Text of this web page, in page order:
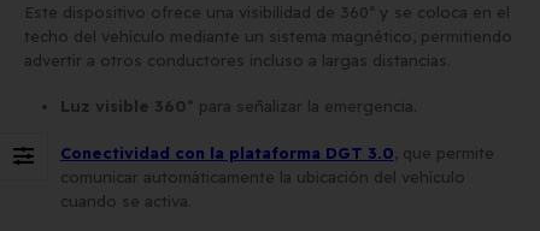
Este dispositivo ofrece una visibilidad de 360º y se coloca en el
techo del vehículo mediante un sistema magnético, permitiendo
advertir a otros conductores incluso a largas distancias.
Luz visible 360º para señalizar la emergencia.
Conectividad con la plataforma DGT 3.0 , que permite
comunicar automáticamente la ubicación del vehículo
cuando se activa.